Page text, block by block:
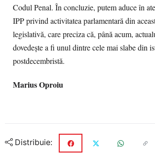
Codul Penal. În concluzie, putem aduce în
IPP privind activitatea parlamentară din
legislativă, care preciza că, până acum,
dovedește a fi unul dintre cele mai slabe din
postdecembristă.
Marius Oproiu
Distribuie: